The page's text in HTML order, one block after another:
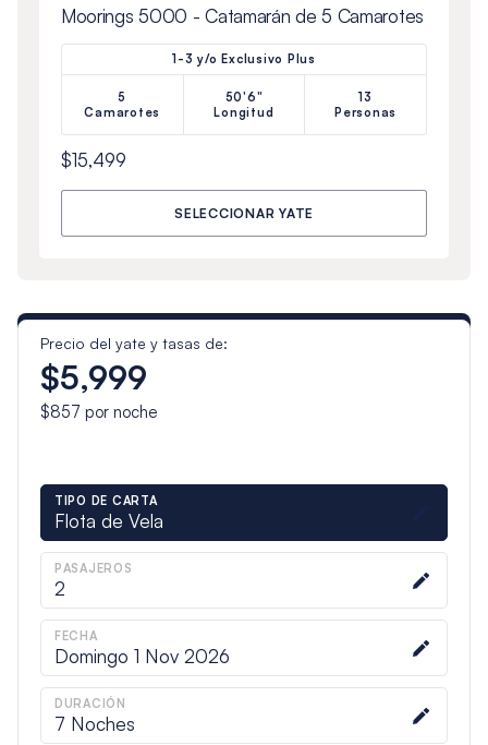
Moorings 5000 - Catamarán de 5 Camarotes
1-3 y/o Exclusivo Plus
5
Camarotes
50'6"
Longitud
13
Personas
$15,499
SELECCIONAR YATE
Precio del yate y tasas de:
$5,999
$857 por noche
TIPO DE CARTA
Flota de Vela
PASAJEROS
2
FECHA
Domingo 1 Nov 2026
DURACIÓN
7 Noches